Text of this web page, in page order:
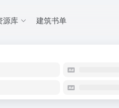
源库 建筑书单